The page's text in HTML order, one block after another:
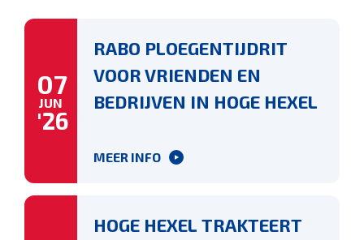
07
JUN
'26
RABO PLOEGENTIJDRIT
VOOR VRIENDEN EN
BEDRIJVEN IN HOGE HEXEL
MEER INFO
HOGE HEXEL TRAKTEERT